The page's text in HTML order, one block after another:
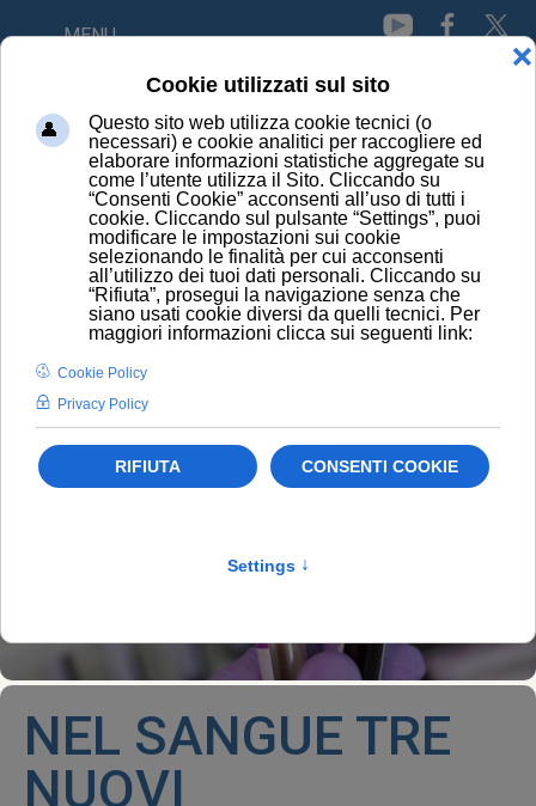
MENU
NEL SANGUE TRE NUOVI BIOMARCATORI DELLA DEMENZA
NEL SANGUE TRE
NUOVI